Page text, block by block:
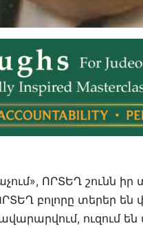
ՈՐՏԵՂ շունն իր
բոլորը տերեր
ուզում են